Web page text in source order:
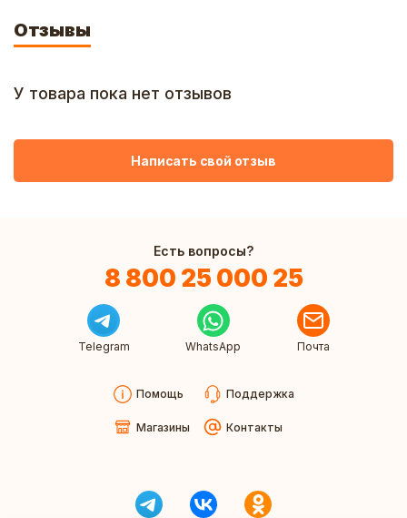
Отзывы
У товара пока нет отзывов
Написать свой отзыв
Есть вопросы?
8 800 25 000 25
Telegram WhatsApp Почта
Помощь Поддержка
Магазины Контакты